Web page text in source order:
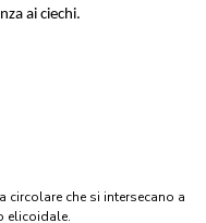
ai ciechi.
che si intersecano a
elicoidale.